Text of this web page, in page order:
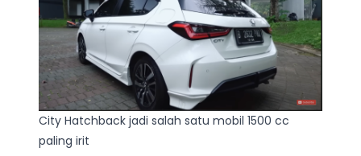
City Hatchback jadi salah satu mobil 1500 cc
paling irit